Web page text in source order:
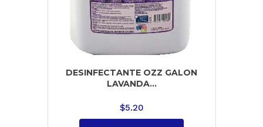
DESINFECTANTE OZZ GALON
LAVANDA...
$5.20